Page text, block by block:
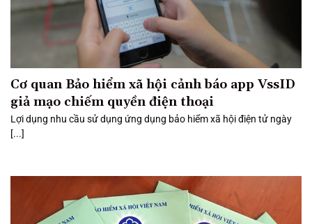
Cơ quan Bảo hiểm xã hội cảnh báo app VssID
giả mạo chiếm quyền điện thoại
Lợi dụng nhu cầu sử dụng ứng dụng bảo hiểm xã hội điện tử ngày
[...]